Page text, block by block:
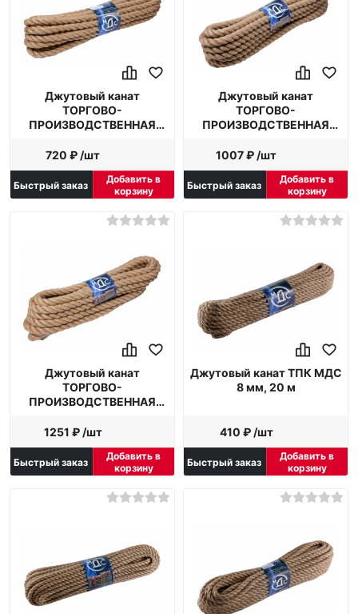
Джутовый канат
ТОРГОВО-
ПРОИЗВОДСТВЕННАЯ
м
720 ₽ /шт
Быстрый заказ
Добавить в
корзину
Джутовый канат
ТОРГОВО-
ПРОИЗВОДСТВЕННАЯ
м
1007 ₽ /шт
Быстрый заказ
Добавить в
корзину
Джутовый канат
ТОРГОВО-
ПРОИЗВОДСТВЕННАЯ
м
1251 ₽ /шт
Быстрый заказ
Добавить в
корзину
Джутовый канат ТПК МДС
8 мм, 20 м
410 ₽ /шт
Быстрый заказ
Добавить в
корзину